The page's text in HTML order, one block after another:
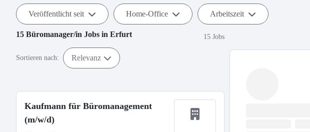
Veröffentlicht seit Home-Office Arbeitszeit
15 Büromanager/in Jobs in Erfurt 15 Jobs
Sortieren nach: Relevanz
Kaufmann für Büromanagement
(m/w/d)